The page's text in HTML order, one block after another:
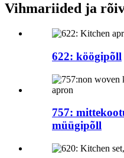
Vihmariided ja
622: köögipõll
757:
müügipõll